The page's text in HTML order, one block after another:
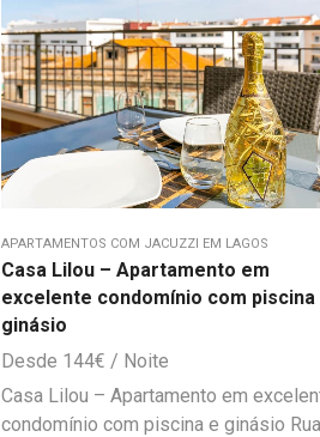
APARTAMENTOS COM JACUZZI EM LAGOS
Casa Lilou – Apartamento em
excelente condomínio com piscina
ginásio
144€
Casa Lilou – Apartamento em
condomínio com piscina e ginásio Rua